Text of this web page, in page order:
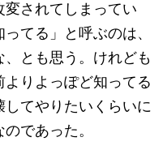
変されてしまってい
てる」と呼ぶのは、
とも思う。けれども
りよっぽど知ってる
てやりたいくらいに
であった。